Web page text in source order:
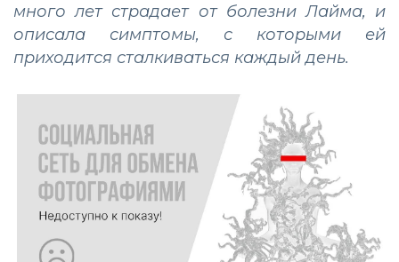
много лет страдает от болезни Лайма, и
описала симптомы, с которыми ей
приходится сталкиваться каждый день.